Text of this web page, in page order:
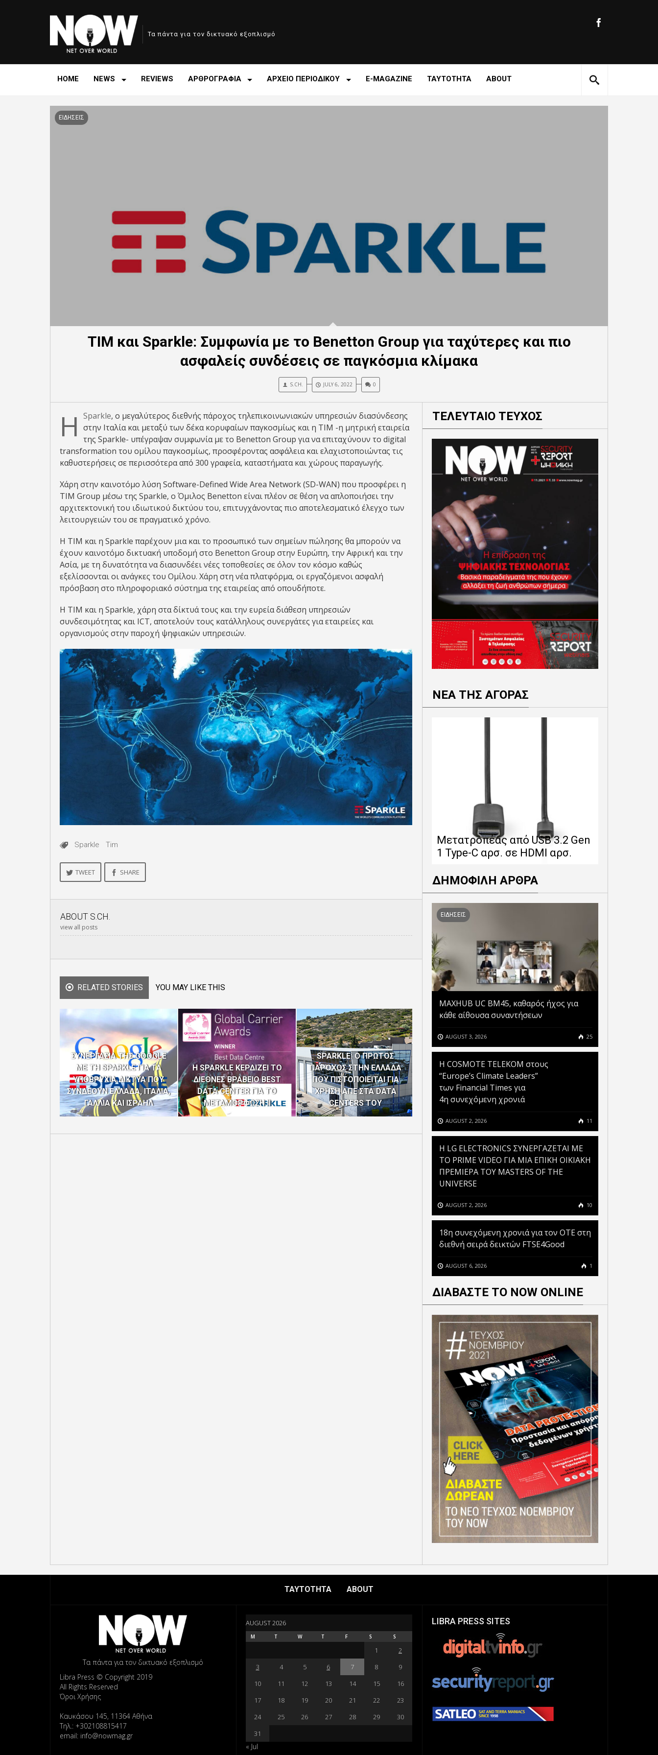
Τα πάντα για τον δικτυακό εξοπλισμό
HOME NEWS REVIEWS ΑΡΘΡΟΓΡΑΦΙΑ ΑΡΧΕΙΟ ΠΕΡΙΟΔΙΚΟΥ E-MAGAZINE ΤΑΥΤΟΤΗΤΑ ABOUT
ΕΙΔΗΣΕΙΣ
TIM και Sparkle: Συμφωνία με το Benetton Group για ταχύτερες και πιο
ασφαλείς συνδέσεις σε παγκόσμια κλίμακα
S.CH. JULY 6, 2022 0
Η Sparkle, ο μεγαλύτερος διεθνής πάροχος τηλεπικοινωνιακών υπηρεσιών διασύνδεσης
στην Ιταλία και μεταξύ των δέκα κορυφαίων παγκοσμίως και η TIM -η μητρική εταιρεία
της Sparkle- υπέγραψαν συμφωνία με το Benetton Group για να επιταχύνουν το digital
transformation του ομίλου παγκοσμίως, προσφέροντας ασφάλεια και ελαχιστοποιώντας τις
καθυστερήσεις σε περισσότερα από 300 γραφεία, καταστήματα και χώρους παραγωγής.
Χάρη στην καινοτόμο λύση Software-Defined Wide Area Network (SD-WAN) που προσφέρει η
TIM Group μέσω της Sparkle, ο Όμιλος Benetton είναι πλέον σε θέση να απλοποιήσει την
αρχιτεκτονική του ιδιωτικού δικτύου του, επιτυγχάνοντας πιο αποτελεσματικό έλεγχο των
λειτουργειών του σε πραγματικό χρόνο.
Η TIM και η Sparkle παρέχουν μια και το προσωπικό των σημείων πώλησης θα μπορούν να
έχουν καινοτόμο δικτυακή υποδομή στο Benetton Group στην Ευρώπη, την Αφρική και την
Ασία, με τη δυνατότητα να διασυνδέει νέες τοποθεσίες σε όλον τον κόσμο καθώς
εξελίσσονται οι ανάγκες του Ομίλου. Χάρη στη νέα πλατφόρμα, οι εργαζόμενοι ασφαλή
πρόσβαση στο πληροφοριακό σύστημα της εταιρείας από οπουδήποτε.
Η TIM και η Sparkle, χάρη στα δίκτυά τους και την ευρεία διάθεση υπηρεσιών
συνδεσιμότητας και ICT, αποτελούν τους κατάλληλους συνεργάτες για εταιρείες και
οργανισμούς στην παροχή ψηφιακών υπηρεσιών.
Sparkle Tim
TWEET SHARE
ABOUT S.CH.
view all posts
RELATED STORIES YOU MAY LIKE THIS
ΣΥΝΕΡΓΑΣΙΑ ΤΗΣ GOOGLE
ΜΕ ΤΗ SPARKLE ΓΙΑ ΤΑ
ΥΠΟΒΡΥΧΙΑ ΔΙΚΤΥΑ ΠΟΥ
ΣΥΝΔΕΟΥΝ ΕΛΛΑΔΑ, ΙΤΑΛΙΑ,
ΓΑΛΛΙΑ ΚΑΙ ΙΣΡΑΗΛ
H SPARKLE ΚΕΡΔΙΖΕΙ ΤΟ
ΔΙΕΘΝΕΣ ΒΡΑΒΕΙΟ BEST
DATA CENTER ΓΙΑ ΤΟ
ΜΕΤΑΜΟΡΦΩΣΗ ΙΙ
SPARKLE: Ο ΠΡΩΤΟΣ
ΠΑΡΟΧΟΣ ΣΤΗΝ ΕΛΛΑΔΑ
ΠΟΥ ΠΙΣΤΟΠΟΙΕΙΤΑΙ ΓΙΑ
ΧΡΗΣΗ ΑΠΕ ΣΤΑ DATA
CENTERS ΤΟΥ
ΤΕΛΕΥΤΑΙΟ ΤΕΥΧΟΣ
ΝΕΑ ΤΗΣ ΑΓΟΡΑΣ
Μετατροπέας από USB 3.2 Gen
1 Type-C αρσ. σε HDMI αρσ.
ΔΗΜΟΦΙΛΗ ΑΡΘΡΑ
ΕΙΔΗΣΕΙΣ
MAXHUB UC BM45, καθαρός ήχος για
κάθε αίθουσα συναντήσεων
AUGUST 3, 2026 25
Η COSMOTE TELEKOM στους
“Europe’s Climate Leaders”
των Financial Times για
4η συνεχόμενη χρονιά
AUGUST 2, 2026 11
H LG ELECTRONICS ΣΥΝΕΡΓΑΖΕΤΑΙ ΜΕ
ΤΟ PRIME VIDEO ΓΙΑ ΜΙΑ ΕΠΙΚΗ ΟΙΚΙΑΚΗ
ΠΡΕΜΙΕΡΑ ΤΟΥ MASTERS OF THE
UNIVERSE
AUGUST 2, 2026 10
18η συνεχόμενη χρονιά για τον ΟΤΕ στη
διεθνή σειρά δεικτών FTSE4Good
AUGUST 6, 2026 1
ΔΙΑΒΑΣΤΕ ΤΟ NOW ONLINE
ΤΑΥΤΟΤΗΤΑ ABOUT
Τα πάντα για τον δικτυακό εξοπλισμό
Libra Press © Copyright 2019
All Rights Reserved
Όροι Χρήσης
Καυκάσου 145, 11364 Αθήνα
Τηλ.: +302108815417
email: info@nowmag.gr
AUGUST 2026
M T W T F S S
1
2
3
4 5 6 7 8
9
10
11 12 13 14 15
16
17
18 19 20 21 22
23
24
25 26 27 28 29
30
31
« Jul
LIBRA PRESS SITES